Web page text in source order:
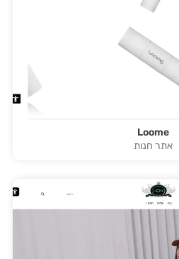
Loome
אתר חנות